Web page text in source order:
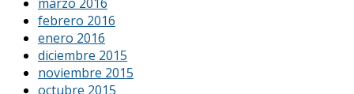
febrero 2016
enero 2016
diciembre 2015
noviembre 2015
octubre 2015